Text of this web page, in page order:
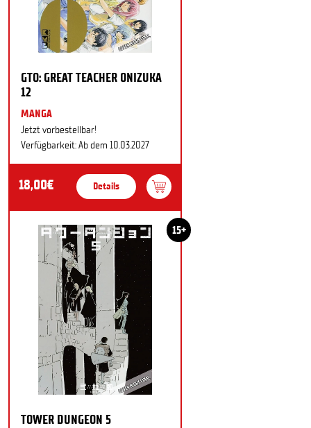
GTO: GREAT TEACHER ONIZUKA
12
MANGA
Jetzt vorbestellbar!
Verfügbarkeit: Ab dem 10.03.2027
18,00€ Details
15+
TOWER DUNGEON 5